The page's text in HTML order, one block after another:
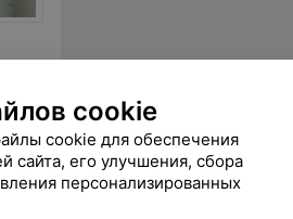
Еще
cookie
cookie для обеспечения
сайта, его улучшения, сбора
персонализированных